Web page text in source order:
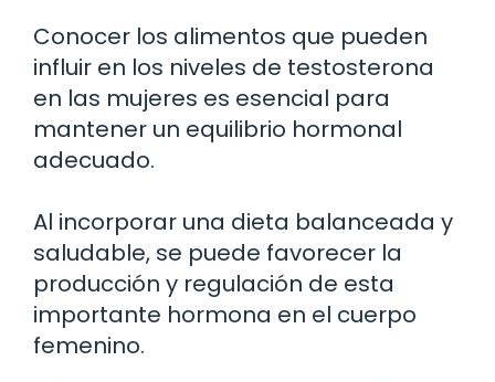
Conocer los alimentos que pueden
influir en los niveles de testosterona
en las mujeres es esencial para
mantener un equilibrio hormonal
adecuado.
Al incorporar una dieta balanceada y
saludable, se puede favorecer la
producción y regulación de esta
importante hormona en el cuerpo
femenino.